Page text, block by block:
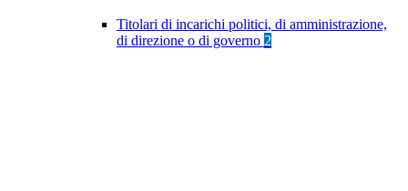
Titolari di incarichi politici, di amministrazione,
di direzione o di governo 2